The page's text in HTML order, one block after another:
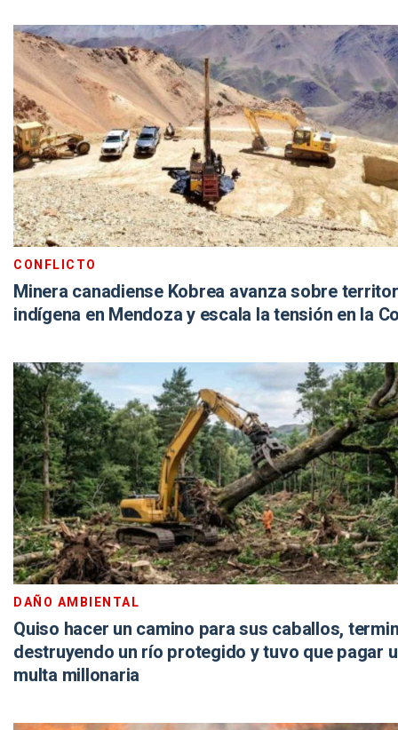
CONFLICTO
Minera canadiense Kobrea avanza sobre
indígena en Mendoza y escala la tensión en la
DAÑO AMBIENTAL
Quiso hacer un camino para sus caballos,
destruyendo un río protegido y tuvo que pagar
multa millonaria